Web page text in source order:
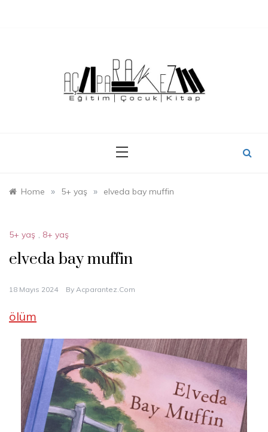
Home » 5+ yaş » elveda bay muffin
5+ yaş , 8+ yaş
elveda bay muffin
18 Mayıs 2024 By Acparantez.com
ölüm